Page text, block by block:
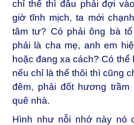
chỉ thế thì đâu phải đợi
giờ tĩnh mịch, ta mới
tâm tư? Có phải ông bà
phải là cha mẹ, anh em
hoặc đang xa cách? Có
nếu chỉ là thế thôi thì cũng
đêm, phải đốt hương
quê nhà.
Hình như nỗi nhớ này nó